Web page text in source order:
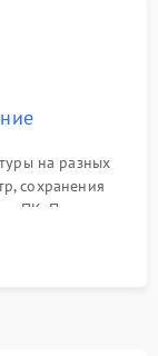
на разных
сохранения
ПК. Проверка
качества.